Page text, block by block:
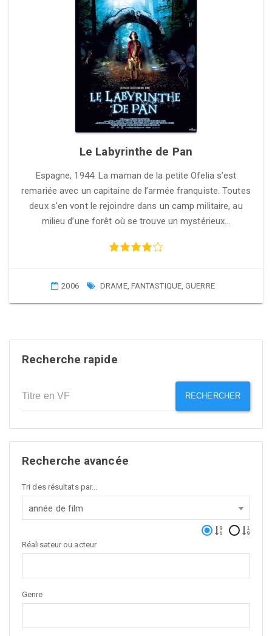
Le Labyrinthe de Pan
Espagne, 1944. La maman de la petite Ofelia s’est
remariée avec un capitaine de l’armée franquiste. Toutes
deux s’en vont le rejoindre dans un camp militaire, au
milieu d’une forêt où se trouve un mystérieux…
2006 DRAME, FANTASTIQUE,GUERRE
Recherche rapide
RECHERCHER
Recherche avancée
Tri des résultats par...
année de film
Réalisateur ou acteur
Genre